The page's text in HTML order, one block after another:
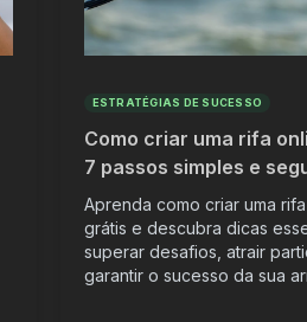
ESTRATÉGIAS DE SUCESSO
Como criar uma rifa
7 passos simples e
Aprenda como criar uma
grátis e descubra dicas
superar desafios, atrair
garantir o sucesso da sua